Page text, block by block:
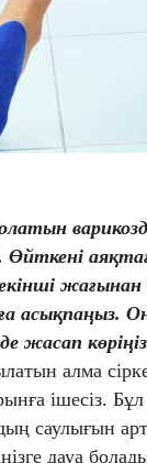
асықпаңыз.
жасап
алма
ішесіз.
саулығын
дауа